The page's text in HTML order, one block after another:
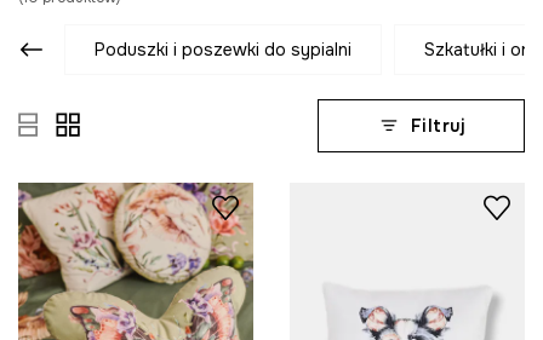
poduszki i poszewki do sypialni szkatułki i
Filtruj